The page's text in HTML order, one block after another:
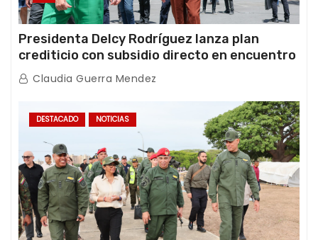
Presidenta Delcy Rodríguez lanza plan
crediticio con subsidio directo en encuentro
con Juntas de Condominio
Claudia Guerra Mendez
DESTACADO NOTICIAS